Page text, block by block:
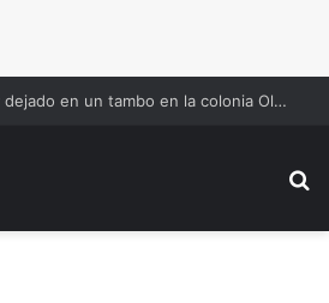
Fue desaparecido y dejado en un tambo en la colonia Olivia Espinoza